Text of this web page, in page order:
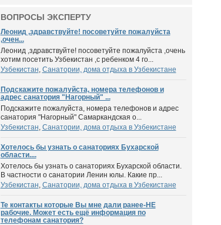
ВОПРОСЫ ЭКСПЕРТУ
Леонид ,здравствуйте! посоветуйте пожалуйста
,очен...
Леонид ,здравствуйте! посоветуйте пожалуйста ,очень
хотим посетить Узбекистан ,с ребенком 4 го...
Узбекистан, Санатории, дома отдыха в Узбекистане
Подскажите пожалуйста, номера телефонов и
адрес санатория "Нагорный" ...
Подскажите пожалуйста, номера телефонов и адрес
санатория "Нагорный" Самаркандская о...
Узбекистан, Санатории, дома отдыха в Узбекистане
Хотелось бы узнать о санаториях Бухарской
области....
Хотелось бы узнать о санаториях Бухарской области.
В частности о санатории Ленин юлы. Какие пр...
Узбекистан, Санатории, дома отдыха в Узбекистане
Те контакты которые Вы мне дали ранее-НЕ
рабочие. Может есть ещё информация по
телефонам санатория?